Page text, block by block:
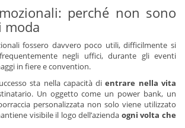
perché non sono
moda
fossero davvero poco utili, difficilmente si
negli uffici, durante gli eventi
in fiere e convention.
sta nella capacità dientrare nella vita
Un oggetto come un power bank, un
personalizzata non solo viene utilizzato
visibile il logo dell’azienda ogni volta che